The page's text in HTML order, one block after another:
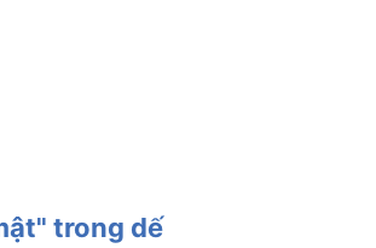
trong dế